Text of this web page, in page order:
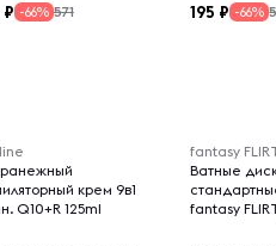
-66% 571 195 -66%
крем 9в1
Q10+R 125ml
fantasy
Ватные
fantasy